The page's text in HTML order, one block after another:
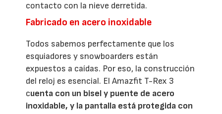
contacto con la nieve derretida.
Fabricado en acero inoxidable
Todos sabemos perfectamente que los
esquiadores y snowboarders están
expuestos a caídas. Por eso, la construcción
del reloj es esencial. El Amazfit T-Rex 3
cuenta con un bisel y puente de acero
inoxidable, y la pantalla está protegida con